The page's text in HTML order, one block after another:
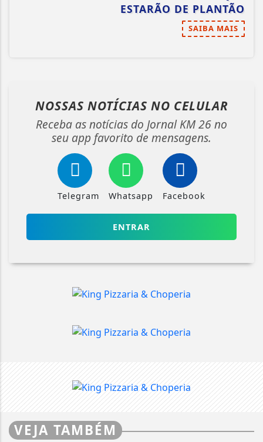
ESTARÃO DE PLANTÃO
SAIBA MAIS
NOSSAS NOTÍCIAS NO CELULAR
Receba as notícias do Jornal KM 26 no
seu app favorito de mensagens.
Telegram Whatsapp Facebook
ENTRAR
VEJA TAMBÉM